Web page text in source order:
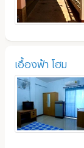
เอื้องฟ้า โฮม